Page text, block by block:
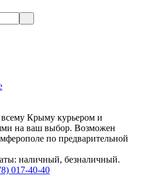
всему Крыму курьером и
на ваш выбор. Возможен
по предварительной
наличный, безналичный.
017-40-40